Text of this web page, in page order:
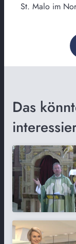
St. Malo im
Das